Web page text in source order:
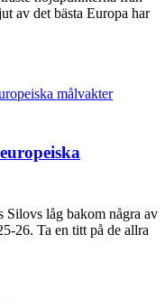
av det bästa Europa har
Silovs låg bakom några av
26. Ta en titt på de allra